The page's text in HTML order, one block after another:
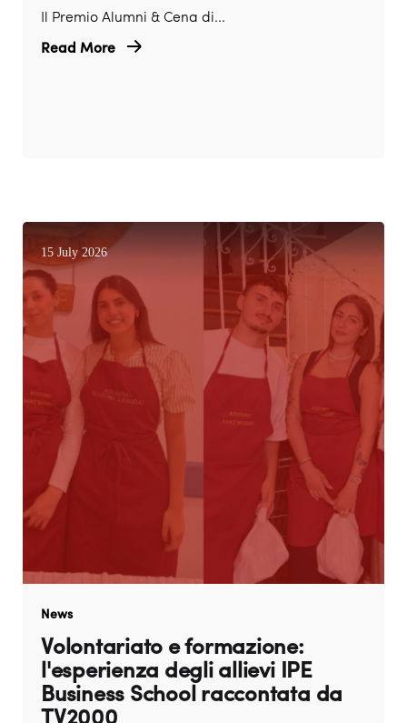
Il Premio Alumni & Cena di...
Read More
15 July 2026
News
Volontariato e formazione:
l'esperienza degli allievi IPE
Business School raccontata da